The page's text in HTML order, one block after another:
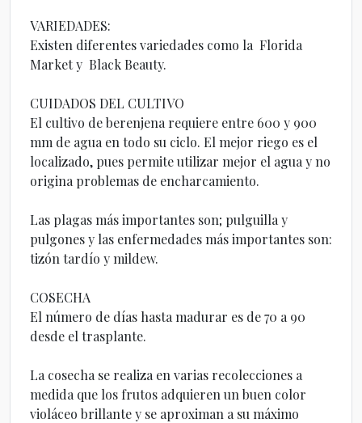
VARIEDADES:
Existen diferentes variedades como la Florida
Market y Black Beauty.
CUIDADOS DEL CULTIVO
El cultivo de berenjena requiere entre 600 y 900
mm de agua en todo su ciclo. El mejor riego es el
localizado, pues permite utilizar mejor el agua y no
origina problemas de encharcamiento.
Las plagas más importantes son; pulguilla y
pulgones y las enfermedades más importantes son:
tizón tardío y mildew.
COSECHA
El número de días hasta madurar es de 70 a 90
desde el trasplante.
La cosecha se realiza en varias recolecciones a
medida que los frutos adquieren un buen color
violáceo brillante y se aproximan a su máximo